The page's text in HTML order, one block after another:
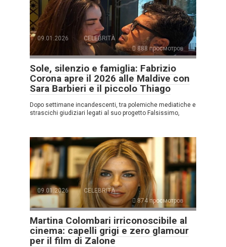
09.01.2026
CELEBRITÀ
888 просмотров
Sole, silenzio e famiglia: Fabrizio
Corona apre il 2026 alle Maldive con
Sara Barbieri e il piccolo Thiago
Dopo settimane incandescenti, tra polemiche mediatiche e
strascichi giudiziari legati al suo progetto Falsissimo,
09.01.2026
CELEBRITÀ
874 просмотров
Martina Colombari irriconoscibile al
cinema: capelli grigi e zero glamour
per il film di Zalone